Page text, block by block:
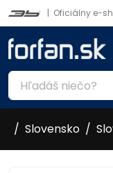
| Oficiálny e-
Slovensko